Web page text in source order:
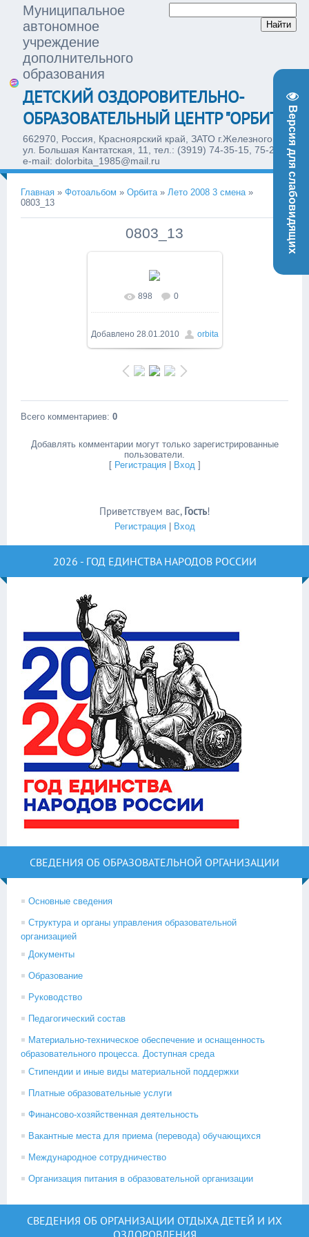
Версия для слабовидящих
Муниципальное
автономное
учреждение
дополнительного
образования
ДЕТСКИЙ ОЗДОРОВИТЕЛЬНО-
ОБРАЗОВАТЕЛЬНЫЙ ЦЕНТР "ОРБИТА"
662970, Россия, Красноярский край, ЗАТО г.Железногорск,
ул. Большая Кантатская, 11, тел.: (3919) 74-35-15, 75-28-77,
e-mail: dolorbita_1985@mail.ru
Главная » Фотоальбом » Орбита » Лето 2008 3 смена »
0803_13
0803_13
898 0
Добавлено 28.01.2010 orbita
Всего комментариев: 0
Добавлять комментарии могут только зарегистрированные
пользователи.
[ Регистрация| Вход ]
Приветствуем вас, Гость!
Регистрация| Вход
2026 - ГОД ЕДИНСТВА НАРОДОВ РОССИИ
СВЕДЕНИЯ ОБ ОБРАЗОВАТЕЛЬНОЙ ОРГАНИЗАЦИИ
Основные сведения
Структура и органы управления образовательной
организацией
Документы
Образование
Руководство
Педагогический состав
Материально-техническое обеспечение и оснащенность
образовательного процесса. Доступная среда
Стипендии и иные виды материальной поддержки
Платные образовательные услуги
Финансово-хозяйственная деятельность
Вакантные места для приема (перевода) обучающихся
Международное сотрудничество
Организация питания в образовательной организации
СВЕДЕНИЯ ОБ ОРГАНИЗАЦИИ ОТДЫХА ДЕТЕЙ И ИХ
ОЗДОРОВЛЕНИЯ